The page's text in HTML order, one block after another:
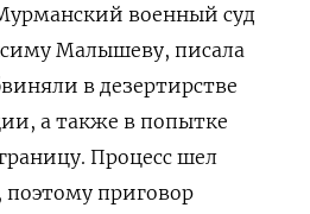
военный суд
Малышеву, писала
в дезертирстве
а также в попытке
Процесс шел
приговор